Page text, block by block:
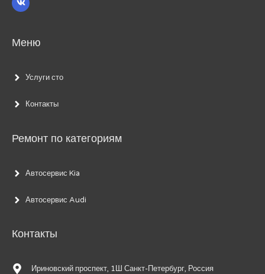
Меню
Услуги сто
Контакты
Ремонт по категориям
Автосервис Kia
Автосервис Audi
Контакты
Ириновский проспект, 1Ш Санкт-Петербург, Россия